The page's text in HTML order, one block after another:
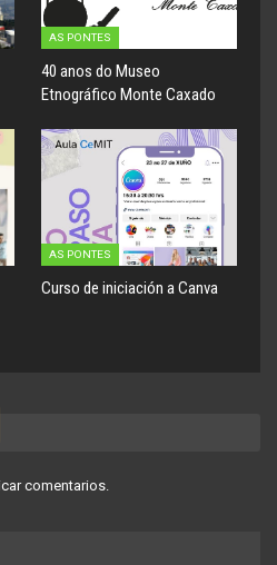
AS PONTES
40 anos do Museo
Etnográfico Monte Caxado
AS PONTES
Curso de iniciación a Canva
comentarios.